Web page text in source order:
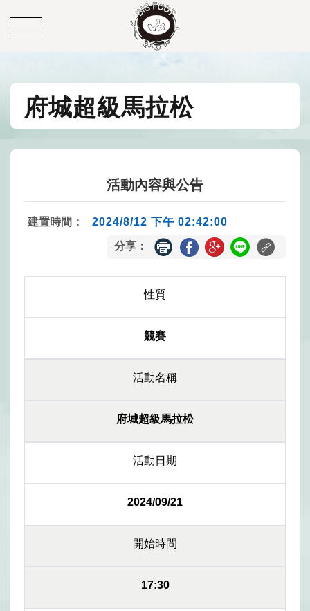
府城超級馬拉松
活動內容與公告
建置時間： 2024/8/12 下午 02:42:00
分享：
性質
競賽
活動名稱
府城超級馬拉松
活動日期
2024/09/21
開始時間
17:30